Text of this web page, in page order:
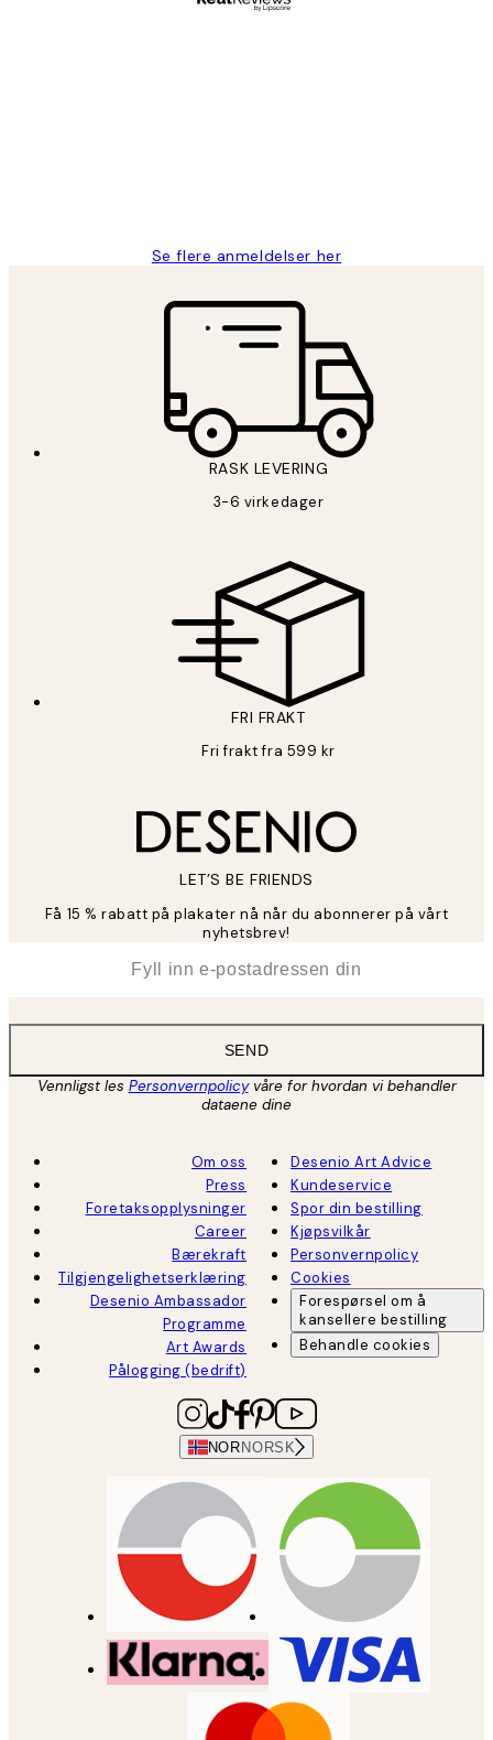
Se flere anmeldelser her
RASK LEVERING
3-6 virkedager
FRI FRAKT
Fri frakt fra 599 kr
LET’S BE FRIENDS
Få 15 % rabatt på plakater nå når du abonnerer på vårt
nyhetsbrev!
SEND
Vennligst les Personvernpolicyvåre for hvordan vi behandler
dataene dine
Om oss
Press
Foretaksopplysninger
Career
Bærekraft
Tilgjengelighetserklæring
Desenio Ambassador
Programme
Art Awards
Pålogging (bedrift)
Desenio Art Advice
Kundeservice
Spor din bestilling
Kjøpsvilkår
Personvernpolicy
Cookies
Forespørsel om å
kansellere bestilling
Behandle cookies
NOR NORSK